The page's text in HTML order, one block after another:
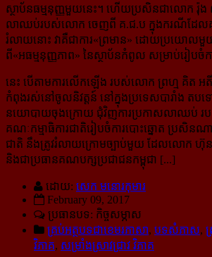
ស្ថាប័ន​ធម្មនុញ្ញ​មួយនេះ។ ហើយប្រសិន​ជា​លោក រ៉ុ
លា​ឈប់​របស់​លោក ចេញពី គ.ជ.ប ក្នុងករណី​ដែល​គ
រំលាយ​នោះ វា​គឺ​ជា​ការ​«ព្រមាន» ដោយ​ប្រយោល​មួ
ពី«អធម្មនុញ្ញភាព» នៃ​ស្ថាប័ន​កំពូល សម្រាប់​រៀបចំ​ក
នេះ បើតាមការលើកឡើង របស់លោក ព្រហ្ម គិត អតីត
កំពុង​រស់នៅ​ចូល​និវត្តន៍ នៅ​ក្នុង​ប្រទេស​បារាំង តបទ
នយោបាយ​ចុងក្រោយ ជុំវិញ​ការ​ប្រកាស​លា​ឈប់ រ
គណៈកម្មាធិការ​​ជាតិ​​រៀបចំ​ការ​បោះឆ្នោត ប្រសិន​
ជាតិ នឹង​ត្រូវ​រំលាយ​ក្រោម​ច្បាប់​មួយ ដែល​លោក ហ៊ុន
និងជា​ប្រធាន​គណបក្ស​ប្រជាជន​កម្ពុជា [...]
ដោយ: សេក មនោរកុមារ
February 09, 2017
ប្រធានបទ: កិច្ចសម្ភាស
គ្រប់អត្ថបទជាខេមរភាសា, បទសំភាស,
វិភាគ, សម្រាំងស្រាវជ្រាវ វិភាគ